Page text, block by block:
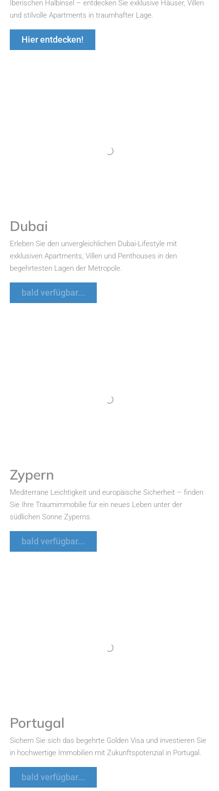
Iberischen Halbinsel – entdecken Sie exklusive Häuser, Villen
und stilvolle Apartments in traumhafter Lage.
Hier entdecken!
Dubai
Erleben Sie den unvergleichlichen Dubai-Lifestyle mit
exklusiven Apartments, Villen und Penthouses in den
begehrtesten Lagen der Metropole.
bald verfügbar...
Zypern
Mediterrane Leichtigkeit und europäische Sicherheit – finden
Sie Ihre Traumimmobilie für ein neues Leben unter der
südlichen Sonne Zyperns.
bald verfügbar...
Portugal
Sichern Sie sich das begehrte Golden Visa und investieren Sie
in hochwertige Immobilien mit Zukunftspotenzial in Portugal.
bald verfügbar...